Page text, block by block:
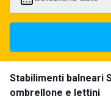
Stabilimenti balneari
ombrellone e lettini